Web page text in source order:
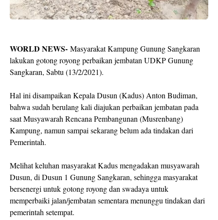
WORLD NEWS- Masyarakat Kampung Gunung Sangkaran
lakukan gotong royong perbaikan jembatan UDKP Gunung
Sangkaran, Sabtu (13/2/2021).
Hal ini disampaikan Kepala Dusun (Kadus) Anton Budiman,
bahwa sudah berulang kali diajukan perbaikan jembatan pada
saat Musyawarah Rencana Pembangunan (Musrenbang)
Kampung, namun sampai sekarang belum ada tindakan dari
Pemerintah.
Melihat keluhan masyarakat Kadus mengadakan musyawarah
Dusun, di Dusun 1 Gunung Sangkaran, sehingga masyarakat
bersenergi untuk gotong royong dan swadaya untuk
memperbaiki jalan/jembatan sementara menunggu tindakan dari
pemerintah setempat.